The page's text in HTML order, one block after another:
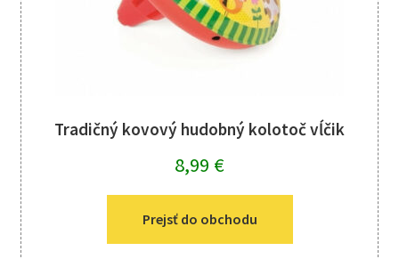
Tradičný kovový hudobný kolotoč vĺčik
8,99 €
Prejsť do obchodu